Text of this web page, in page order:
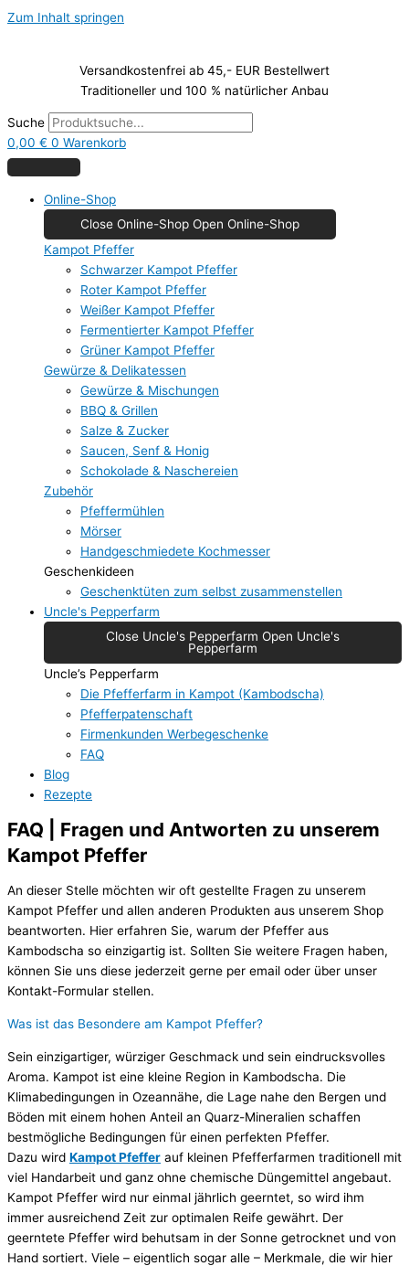
Zum Inhalt springen
Versandkostenfrei ab 45,- EUR Bestellwert
Traditioneller und 100 % natürlicher Anbau
Suche
0,00 € 0 Warenkorb
Online-Shop
Close Online-Shop Open Online-Shop
Kampot Pfeffer
Schwarzer Kampot Pfeffer
Roter Kampot Pfeffer
Weißer Kampot Pfeffer
Fermentierter Kampot Pfeffer
Grüner Kampot Pfeffer
Gewürze & Delikatessen
Gewürze & Mischungen
BBQ & Grillen
Salze & Zucker
Saucen, Senf & Honig
Schokolade & Naschereien
Zubehör
Pfeffermühlen
Mörser
Handgeschmiedete Kochmesser
Geschenkideen
Geschenktüten zum selbst zusammenstellen
Uncle's Pepperfarm
Close Uncle's Pepperfarm Open Uncle's
Pepperfarm
Uncle’s Pepperfarm
Die Pfefferfarm in Kampot (Kambodscha)
Pfefferpatenschaft
Firmenkunden Werbegeschenke
FAQ
Blog
Rezepte
FAQ | Fragen und Antworten zu unserem
Kampot Pfeffer
An dieser Stelle möchten wir oft gestellte Fragen zu unserem
Kampot Pfeffer und allen anderen Produkten aus unserem Shop
beantworten. Hier erfahren Sie, warum der Pfeffer aus
Kambodscha so einzigartig ist. Sollten Sie weitere Fragen haben,
können Sie uns diese jederzeit gerne per email oder über unser
Kontakt-Formular stellen.
Was ist das Besondere am Kampot Pfeffer?
Sein einzigartiger, würziger Geschmack und sein eindrucksvolles
Aroma. Kampot ist eine kleine Region in Kambodscha. Die
Klimabedingungen in Ozeannähe, die Lage nahe den Bergen und
Böden mit einem hohen Anteil an Quarz-Mineralien schaffen
bestmögliche Bedingungen für einen perfekten Pfeffer.
Dazu wird Kampot Pfeffer auf kleinen Pfefferfarmen traditionell mit
viel Handarbeit und ganz ohne chemische Düngemittel angebaut.
Kampot Pfeffer wird nur einmal jährlich geerntet, so wird ihm
immer ausreichend Zeit zur optimalen Reife gewährt. Der
geerntete Pfeffer wird behutsam in der Sonne getrocknet und von
Hand sortiert. Viele – eigentlich sogar alle – Merkmale, die wir hier